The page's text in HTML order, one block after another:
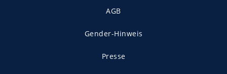
AGB
Gender-Hinweis
Presse